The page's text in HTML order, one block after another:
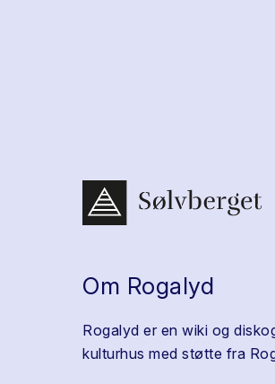
Om Rogalyd
Rogalyd er en wiki og
kulturhus med støtte fra